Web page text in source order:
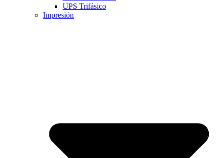
UPS Trifásico
Impresión